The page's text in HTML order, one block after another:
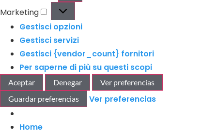
Marketing
Gestisci opzioni
Gestisci servizi
Gestisci {vendor_count} fornitori
Per saperne di più su questi scopi
Aceptar Denegar
Ver preferencias
Guardar preferencias
Ver preferencias
Home